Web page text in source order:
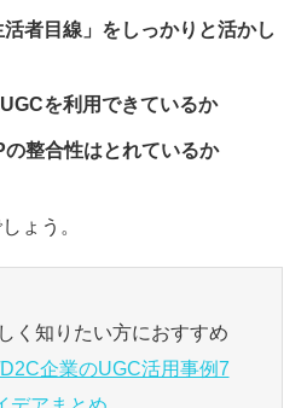
者目線」をしっかりと活かし
を利用できているか
整合性はとれているか
ょう。
く知りたい方におすすめ
企業のUGC活用事例7